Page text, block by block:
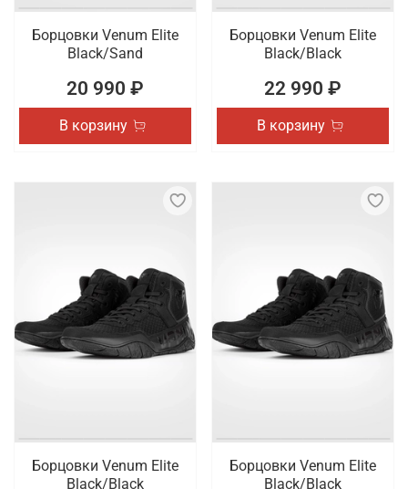
Борцовки Venum Elite
Black/Sand
20 990 ₽
В корзину
Борцовки Venum Elite
Black/Black
22 990 ₽
В корзину
Борцовки Venum Elite
Black/Black
Борцовки Venum Elite
Black/Black